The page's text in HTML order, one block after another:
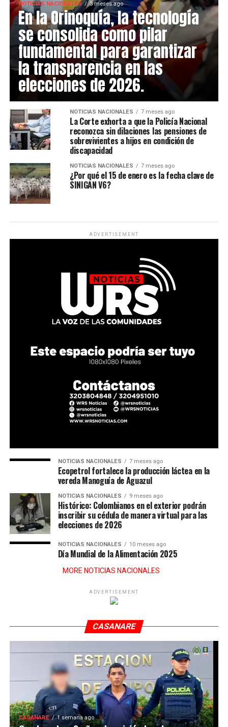
NOTICIAS NACIONALES 3 meses ago
En la Orinoquía, la tecnología
se consolida como pilar
fundamental para garantizar
la transparencia en las
elecciones de 2026.
NOTICIAS NACIONALES 7 meses ago
La Corte exhorta a que la Policía Nacional
reconozca sin dilaciones las pensiones de
sobrevivientes a hijos en condición de
discapacidad
NOTICIAS NACIONALES 7 meses ago
¿Por qué el 15 de enero es la fecha clave de
SINIGAN V6?
ADVERTISEMENT
NOTICIAS NACIONALES 7 meses ago
Ecopetrol fortalece la producción láctea en la
vereda Manoguía de Aguazul
NOTICIAS NACIONALES 9 meses ago
Histórico: Colombianos en el exterior podrán
inscribir su cédula de manera virtual para las
elecciones de 2026
NOTICIAS NACIONALES 10 meses ago
Día Mundial de la Alimentación 2025
MORE NOTICIAS NACIONALES
ADVERTISEMENT
CASANARE
CASANARE 1 semana ago